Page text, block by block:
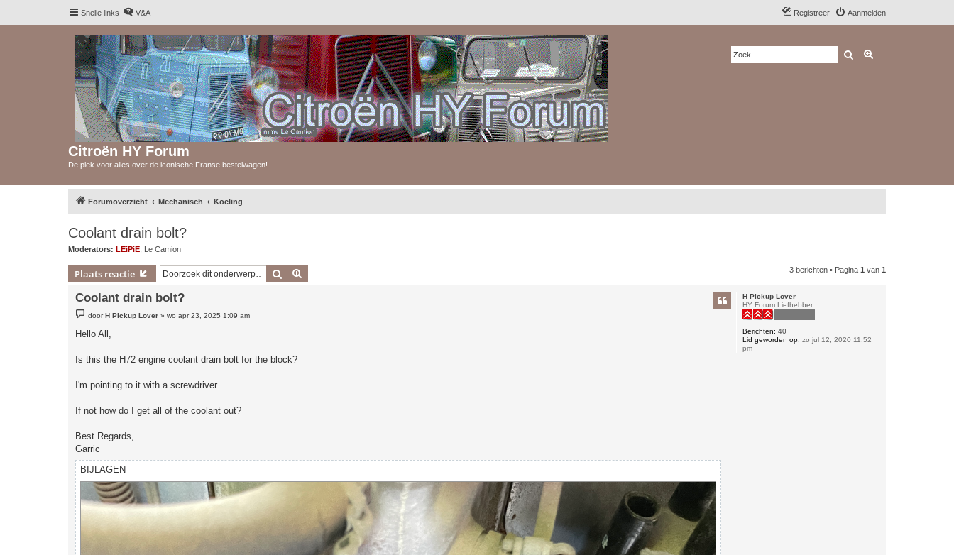
Snelle links V&A Aanmelden
Registreer
Citroën HY Forum
De plek voor alles over de iconische Franse bestelwagen!
Zoek
Forumoverzicht Mechanisch Koeling
Coolant drain bolt?
Moderators: LEiPiE Le Camion
Plaats reactie Zoek 3 berichten • Pagina 1 van 1
H Pickup Lover
HY Forum Liefhebber
Berichten: 40
Lid geworden op: zo jul 12, 2020 11:52
pm
Coolant drain bolt?
e
r
i
h
t
doorH Pickup Lover »wo apr 23, 2025 1:09 am
Hello All,
Is this the H72 engine coolant drain bolt for the block?
I'm pointing to it with a screwdriver.
If not how do I get all of the coolant out?
Best Regards,
Garric
BIJLAGEN